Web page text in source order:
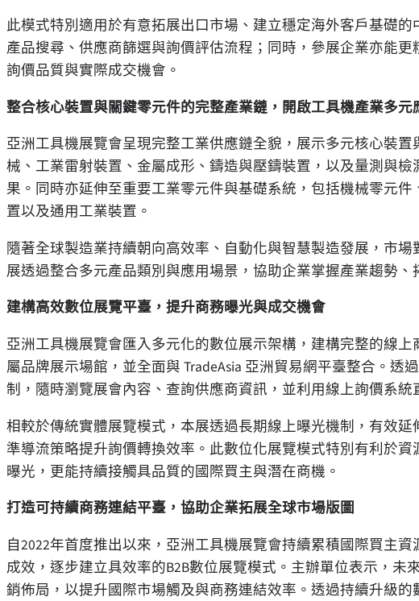
此模式特別適用於有意拓展出口市場、建立穩定海外客戶基礎
產品搜尋、供應商篩選與詢價評估流程；同時，參展企業亦能
詢價品質與實際成交機會。
整合核心裝置與關鍵零元件的完整產業鏈，開啟工具機產業多元
亞洲工具機展覽會呈現完整工業供應鏈全貌，展示多元核心裝
械、工業雷射裝置、金屬成形、鑄造與壓鑄裝置，以及量測與
果。同時亦延伸至重要工業零元件與基礎系統，包括機械零元
置以及通用工業裝置。
隨著全球製造業持續朝向高效率、自動化與智慧製造發展，市
展透過整合多元產品類別與應用場景，協助企業掌握產業趨勢
建構高效數位展覽平臺，提升商務曝光與成交機會
亞洲工具機展覽會匯入多元化的數位展示架構，建構完整的線
屬品牌展示場館，並全面與 TradeAsia 亞洲貿易網平臺整合。透
制，隨時瀏覽展會內容、查詢供應商資訊，並利用線上詢價系
相較於傳統實體展覽模式，本展透過長期線上曝光機制，有效
準導流策略提升詢價轉換效率。此數位化展覽模式特別有利於
曝光，更能持續接觸具品質的國際買主與潛在商機。
打造可持續商務連結平臺，協助企業拓展全球市場版圖
自2022年首度推出以來，亞洲工具機展覽會持續累積國際買主
成效，逐步建立具效率的B2B數位展覽模式。主辦單位表示，未
銷佈局，以提升國際市場觸及與商務連結效率。透過持續升級